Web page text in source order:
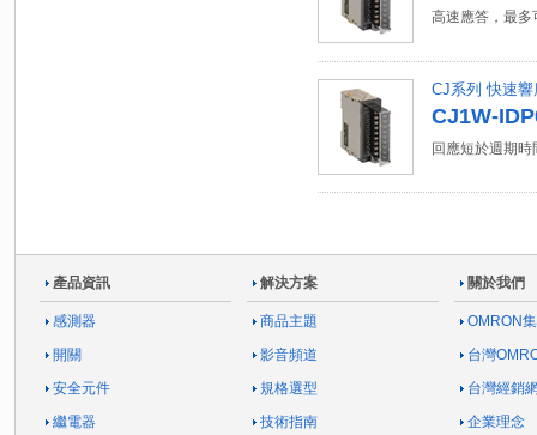
高速應答，最多
CJ系列 快速
CJ1W-
回應短於週期
產品資訊
感測器
開關
安全元件
繼電器
解決方案
商品主題
影音頻道
規格選型
技術指南
關於我們
OMRON
台灣
台灣經銷
企業理念